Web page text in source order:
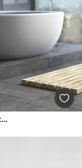
Muurschildering Geometrische abstractie